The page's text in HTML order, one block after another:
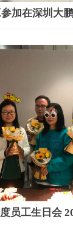
加在深圳大鹏举
2022 Q1 Staff Birthday